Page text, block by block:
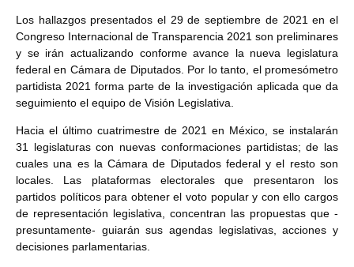
Los hallazgos presentados el 29 de septiembre de 2021 en el
Congreso Internacional de Transparencia 2021 son preliminares
y se irán actualizando conforme avance la nueva legislatura
federal en Cámara de Diputados. Por lo tanto, el promesómetro
partidista 2021 forma parte de la investigación aplicada que da
seguimiento el equipo de Visión Legislativa.
Hacia el último cuatrimestre de 2021 en México, se instalarán
31 legislaturas con nuevas conformaciones partidistas; de las
cuales una es la Cámara de Diputados federal y el resto son
locales. Las plataformas electorales que presentaron los
partidos políticos para obtener el voto popular y con ello cargos
de representación legislativa, concentran las propuestas que -
presuntamente- guiarán sus agendas legislativas, acciones y
decisiones parlamentarias.